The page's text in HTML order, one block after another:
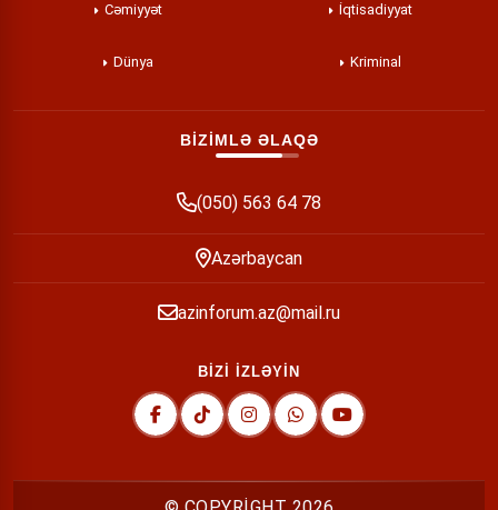
Cəmiyyət İqtisadiyyat
Dünya Kriminal
BİZİMLƏ ƏLAQƏ
(050) 563 64 78
Azərbaycan
azinforum.az@mail.ru
BİZİ İZLƏYİN